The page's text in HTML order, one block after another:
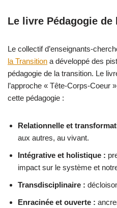
Le livre Pédagogie de
Le collectif d’enseignants-
la Transition a développé des
pédagogie de la transition. Le
l’approche « Tête-Corps-Coeur
cette pédagogie :
Relationnelle et
aux autres, au vivant.
Intégrative et holistique :
impact sur le système et
Transdisciplinaire :
Enracinée et ouverte :